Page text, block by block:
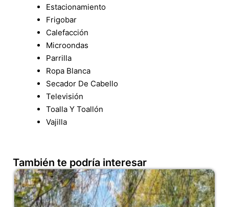
Estacionamiento
Frigobar
Calefacción
Microondas
Parrilla
Ropa Blanca
Secador De Cabello
Televisión
Toalla Y Toallón
Vajilla
También te podría interesar